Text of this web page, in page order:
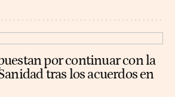
por continuar con la
tras los acuerdos en